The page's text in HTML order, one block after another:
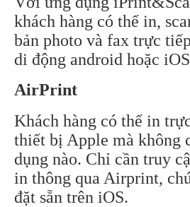
khách hàng có thể in,
bản photo và fax trực
di động android hoặc
AirPrint
Khách hàng có thể in
thiết bị Apple mà không
dụng nào. Chỉ cần truy
in thông qua Airprint,
đặt sẵn trên iOS.